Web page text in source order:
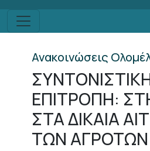
Ανακοινώσεις
ΕΠΙΤΡΟΠΗ:
ΣΤΑ ΔΙΚΑΙΑ
ΤΩΝ ΑΓΡΟΤΩΝ